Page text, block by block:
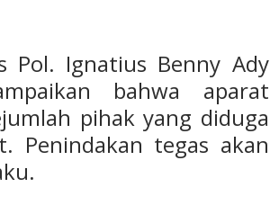
Pol. Ignatius Benny Ady
bahwa aparat
pihak yang diduga
Penindakan tegas akan